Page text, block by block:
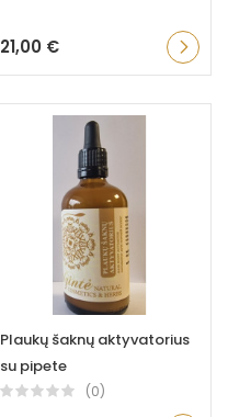
21,00 €
Plaukų šaknų aktyvatorius
su pipete
(0)